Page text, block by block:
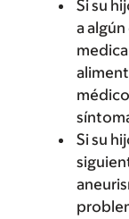
Si su
a
Si su